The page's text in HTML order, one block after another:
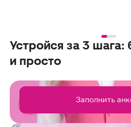
Устройся за 3 шага:
и просто
Заполни анкету
Заполнить